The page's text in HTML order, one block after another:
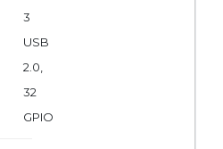
3
USB
2.0,
32
GPIO